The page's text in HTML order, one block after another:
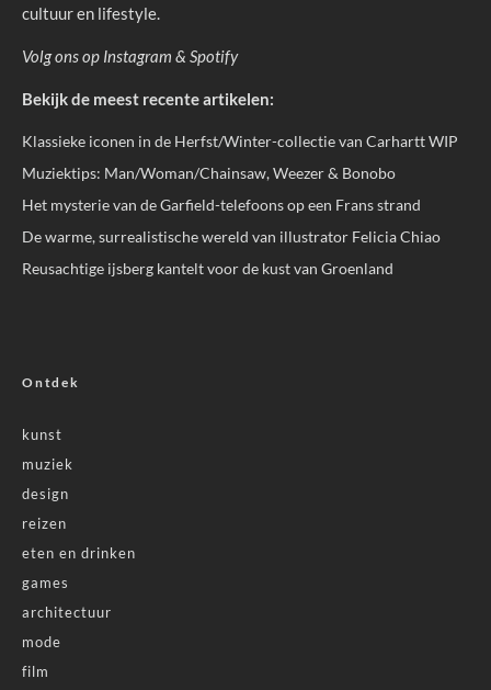
cultuur en lifestyle.
Volg ons op Instagram & Spotify
Bekijk de meest recente artikelen:
Klassieke iconen in de Herfst/Winter-collectie van Carhartt WIP
Muziektips: Man/Woman/Chainsaw, Weezer & Bonobo
Het mysterie van de Garfield-telefoons op een Frans strand
De warme, surrealistische wereld van illustrator Felicia Chiao
Reusachtige ijsberg kantelt voor de kust van Groenland
Ontdek
kunst
muziek
design
reizen
eten en drinken
games
architectuur
mode
film